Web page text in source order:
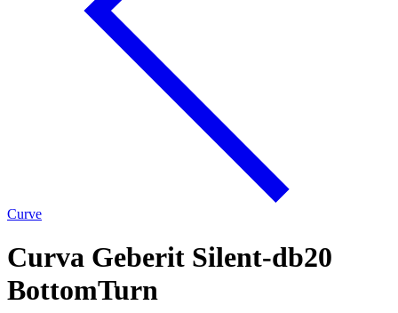
Curve
Curva Geberit Silent-db20
BottomTurn